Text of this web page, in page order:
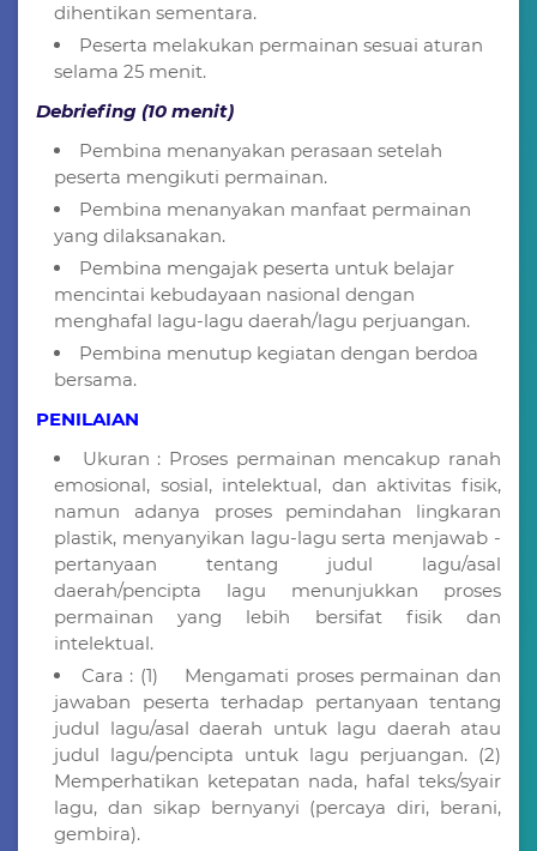
dihentikan sementara.
Peserta melakukan permainan sesuai aturan
selama 25 menit.
Debriefing (10 menit)
Pembina menanyakan perasaan setelah
peserta mengikuti permainan.
Pembina menanyakan manfaat permainan
yang dilaksanakan.
Pembina mengajak peserta untuk belajar
mencintai kebudayaan nasional dengan
menghafal lagu-lagu daerah/lagu perjuangan.
Pembina menutup kegiatan dengan berdoa
bersama.
PENILAIAN
Ukuran : Proses permainan mencakup ranah
emosional, sosial, intelektual, dan aktivitas fisik,
namun adanya proses pemindahan lingkaran
plastik, menyanyikan lagu-lagu serta menjawab -
pertanyaan tentang judul lagu/asal
daerah/pencipta lagu menunjukkan proses
permainan yang lebih bersifat fisik dan
intelektual.
Cara : (1) Mengamati proses permainan dan
jawaban peserta terhadap pertanyaan tentang
judul lagu/asal daerah untuk lagu daerah atau
judul lagu/pencipta untuk lagu perjuangan. (2)
Memperhatikan ketepatan nada, hafal teks/syair
lagu, dan sikap bernyanyi (percaya diri, berani,
gembira).